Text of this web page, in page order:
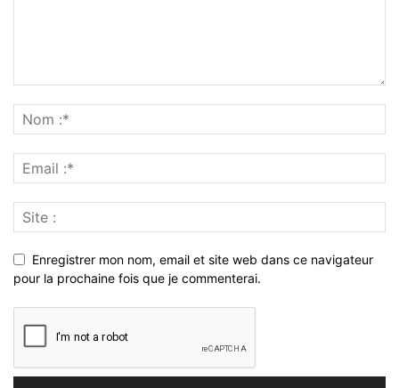
Enregistrer mon nom, email et site web dans ce navigateur
pour la prochaine fois que je commenterai.